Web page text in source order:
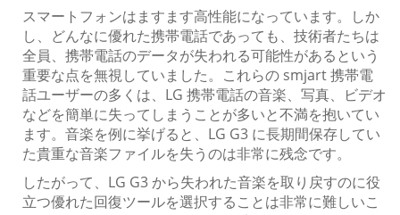
スマートフォンはますます高性能になっています。しか
し、どんなに優れた携帯電話であっても、技術者たちは
全員、携帯電話のデータが失われる可能性があるという
重要な点を無視していました。これらの smjart 携帯電
話ユーザーの多くは、LG 携帯電話の音楽、写真、ビデオ
などを簡単に失ってしまうことが多いと不満を抱いてい
ます。音楽を例に挙げると、LG G3 に長期間保存してい
た貴重な音楽ファイルを失うのは非常に残念です。
したがって、LG G3 から失われた音楽を取り戻すのに役
立つ優れた回復ツールを選択することは非常に難しいこ